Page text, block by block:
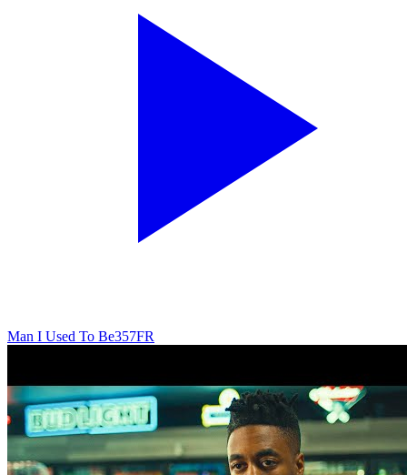
Man I Used To Be357FR